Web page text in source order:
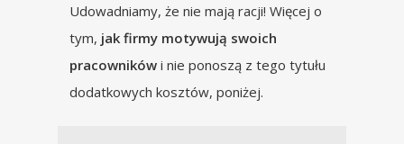
Udowadniamy, że nie mają racji! Więcej o
tym, jak firmy motywują swoich
pracowników i nie ponoszą z tego tytułu
dodatkowych kosztów, poniżej.